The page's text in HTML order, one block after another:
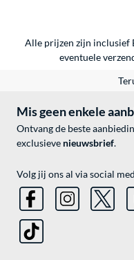
Alle prijzen zijn inclusief
eventuele
Mis geen enkele
Ontvang de beste
exclusieve nieuwsbrief.
Volg jij ons al via social